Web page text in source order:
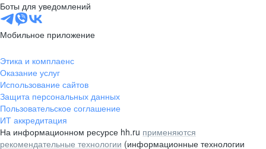
Боты для уведомлений
Мобильное приложение
Этика и комплаенс
Оказание услуг
Использование сайтов
Защита персональных данных
Пользовательское соглашение
ИТ аккредитация
На информационном ресурсе hh.ru применяются
рекомендательные технологии (информационные технологии